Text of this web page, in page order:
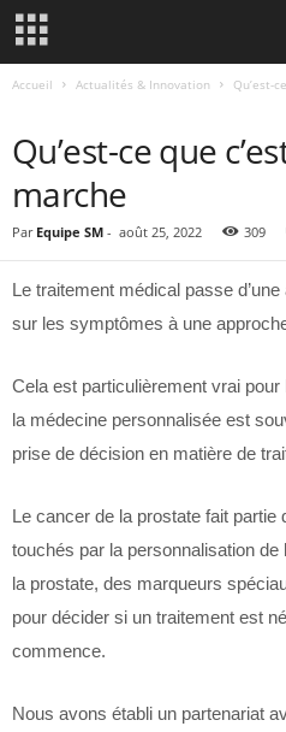
Accueil Actualités & Innovation Qu’est-
Qu’est-ce que
marche
Par Equipe SM - août 25, 2022 309
Le traitement médical passe
sur les symptômes à une
Cela est particulièrement vrai
la médecine personnalisée est
prise de décision en matière de
Le cancer de la prostate fait
touchés par la personnalisation
la prostate, des marqueurs
pour décider si un traitement est
commence.
Nous avons établi un partenariat